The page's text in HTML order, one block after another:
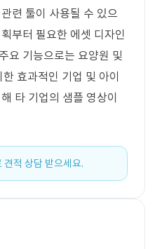
련 툴이 사용될 수 있으
부터 필요한 에셋 디자인
요 기능으로는 요양원 및
효과적인 기업 및 아이
타 기업의 샘플 영상이
견적 상담 받으세요.